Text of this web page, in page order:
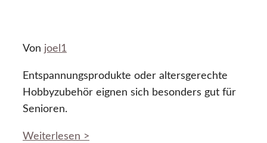
Von joel1
Entspannungsprodukte oder altersgerechte
Hobbyzubehör eignen sich besonders gut für
Senioren.
Weiterlesen >